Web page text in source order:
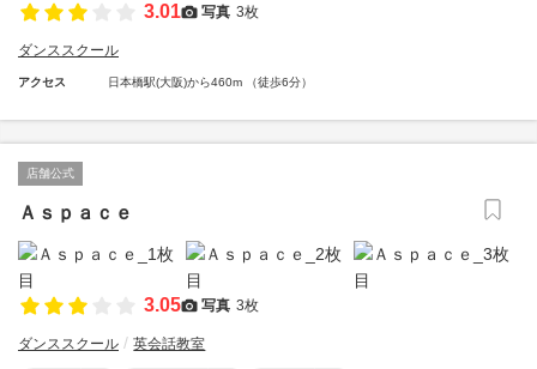
3.01 写真 3枚
ダンススクール
アクセス 日本橋駅(大阪)から460m （徒歩6分）
店舗公式
Ａｓｐａｃｅ
3.05 写真 3枚
ダンススクール 英会話教室